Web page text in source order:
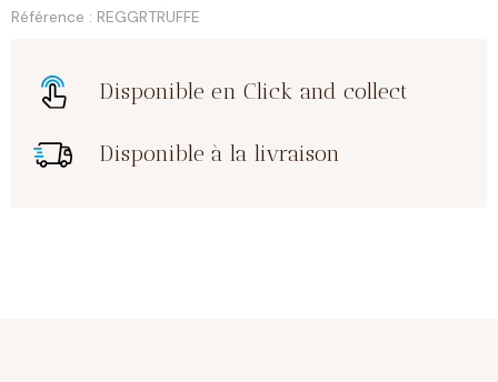
Référence : REGGRTRUFFE
Disponible en Click and collect
Disponible à la livraison